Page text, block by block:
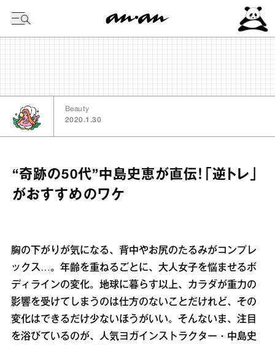
Beauty
2020.1.30
“奇跡の50代”中島史恵が直伝！「逆トレ」
がおすすめのワケ
胸の下がりが気になる、背中やお尻のたるみがコンプレ
ックス…。年齢を重ねるごとに、大人女子を悩ませるボ
ディラインの変化。地球に暮らす以上、カラダが重力の
影響を受けてしまうのは仕方のないことだけれど、その
変化はできるだけ少ないほうがいい。そんないま、注目
を浴びているのが、人気ヨガインストラクター・中島史